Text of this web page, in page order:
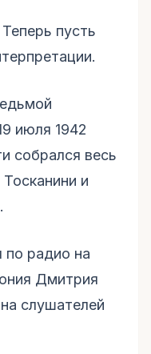
пусть
июля 1942
собрался весь
и
по радио на
Дмитрия
слушателей